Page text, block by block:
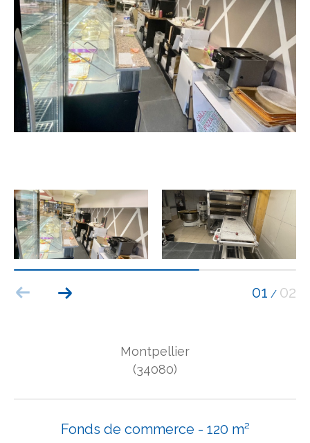
01 / 02
Montpellier
(34080)
Fonds de commerce - 120 m²
Budget
Budget
Surface
Surface
Pièces
Pièces
AFFINER LES CRITÈRES
TERRASSE PARKING PISCINE
EXCLUSIVITÉS